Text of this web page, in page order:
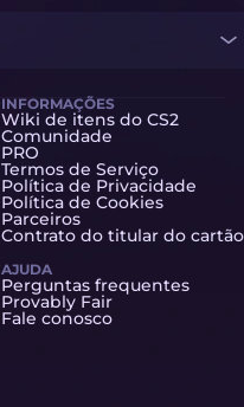
INFORMAÇÕES
Wiki de itens do CS2
Comunidade
PRO
Termos de Serviço
Política de Privacidade
Política de Cookies
Parceiros
Contrato do titular do cartão
AJUDA
Perguntas frequentes
Provably Fair
Fale conosco